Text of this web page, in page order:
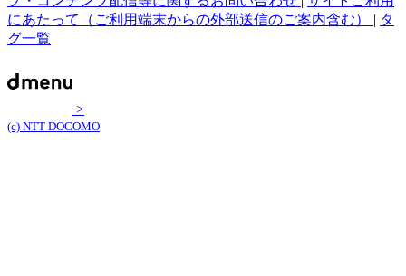
にあたって（ご利用端末からの外部送信のご案内含む） | タ
グ一覧
>
(c) NTT DOCOMO